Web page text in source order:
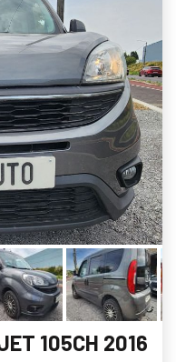
105CH 2016